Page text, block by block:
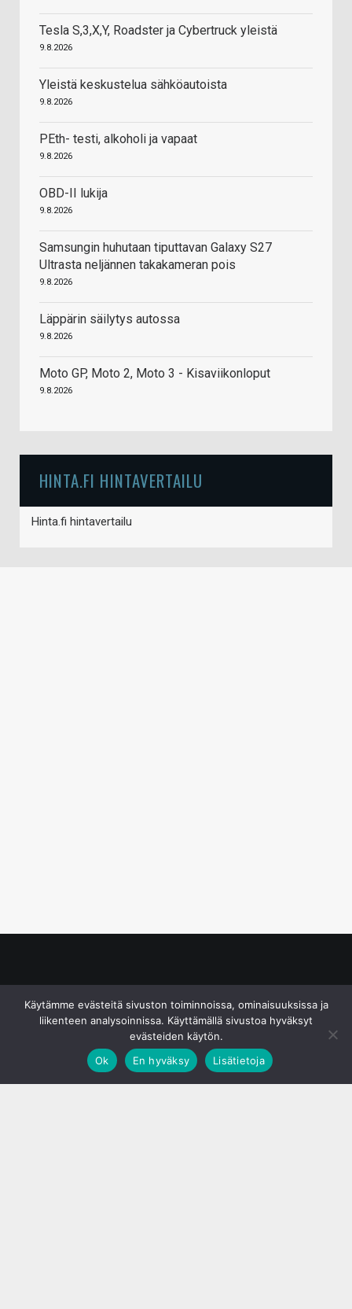
Tesla S,3,X,Y, Roadster ja Cybertruck yleistä
9.8.2026
Yleistä keskustelua sähköautoista
9.8.2026
PEth- testi, alkoholi ja vapaat
9.8.2026
OBD-II lukija
9.8.2026
Samsungin huhutaan tiputtavan Galaxy S27
Ultrasta neljännen takakameran pois
9.8.2026
Läppärin säilytys autossa
9.8.2026
Moto GP, Moto 2, Moto 3 - Kisaviikonloput
9.8.2026
HINTA.FI HINTAVERTAILU
Hinta.fi hintavertailu
Käytämme evästeitä sivuston toiminnoissa, ominaisuuksissa ja
liikenteen analysoinnissa. Käyttämällä sivustoa hyväksyt
evästeiden käytön.
Ok
En hyväksy Lisätietoja